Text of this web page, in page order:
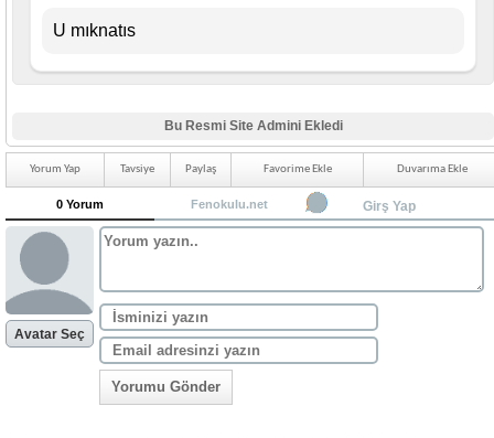
U mıknatıs
Bu Resmi Site Admini Ekledi
Yorum Yap Tavsiye Paylaş Favorime Ekle Duvarıma Ekle
0 Yorum Fenokulu.net Girş Yap
Avatar Seç
Yorumu Gönder